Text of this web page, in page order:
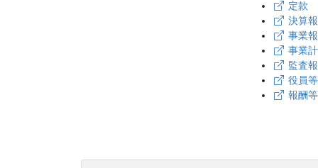
定款
決算
事業
事業
監査
役員
報酬